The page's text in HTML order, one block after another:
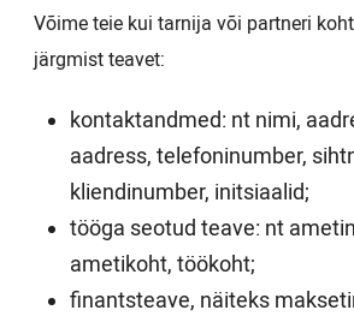
Võime teie kui tarnija või partneri
järgmist teavet:
kontaktandmed: nt nimi,
aadress, telefoninumber,
kliendinumber, initsiaalid;
tööga seotud teave: nt
ametikoht, töökoht;
finantsteave, näiteks